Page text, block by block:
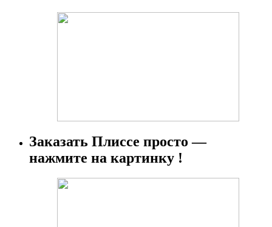
Заказать Плиссе просто —
нажмите на картинку !